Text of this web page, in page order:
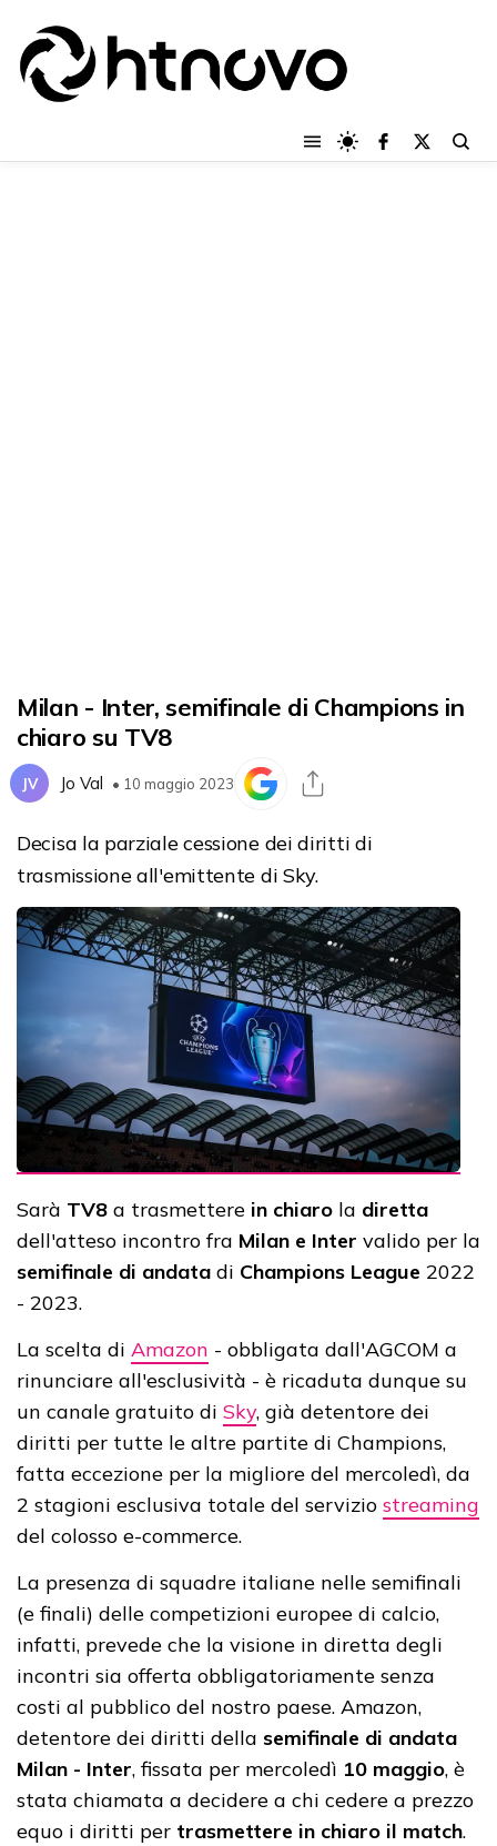
Milan - Inter, semifinale di Champions in
chiaro su TV8
JV Jo Val • 10 maggio 2023
Decisa la parziale cessione dei diritti di
trasmissione all'emittente di Sky.
Sarà TV8 a trasmettere in chiaro la diretta
dell'atteso incontro fra Milan e Inter valido per la
semifinale di andata di Champions League 2022
- 2023.
La scelta di Amazon - obbligata dall'AGCOM a
rinunciare all'esclusività - è ricaduta dunque su
un canale gratuito di Sky, già detentore dei
diritti per tutte le altre partite di Champions,
fatta eccezione per la migliore del mercoledì, da
2 stagioni esclusiva totale del servizio streaming
del colosso e-commerce.
La presenza di squadre italiane nelle semifinali
(e finali) delle competizioni europee di calcio,
infatti, prevede che la visione in diretta degli
incontri sia offerta obbligatoriamente senza
costi al pubblico del nostro paese. Amazon,
detentore dei diritti della semifinale di andata
Milan - Inter, fissata per mercoledì 10 maggio, è
stata chiamata a decidere a chi cedere a prezzo
equo i diritti per trasmettere in chiaro il match.